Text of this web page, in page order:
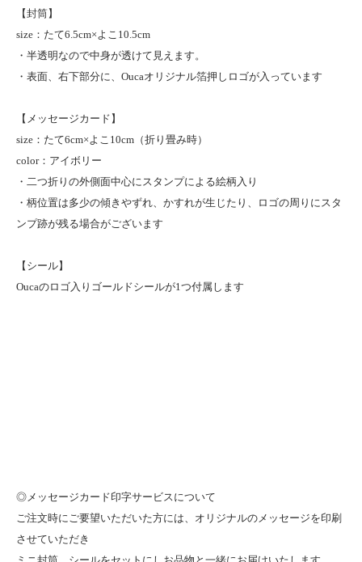
【封筒】
size：たて6.5cm×よこ10.5cm
・半透明なので中身が透けて見えます。
・表面、右下部分に、Oucaオリジナル箔押しロゴが入っています
【メッセージカード】
size：たて6cm×よこ10cm（折り畳み時）
color：アイボリー
・二つ折りの外側面中心にスタンプによる絵柄入り
・柄位置は多少の傾きやずれ、かすれが生じたり、ロゴの周りにスタ
ンプ跡が残る場合がございます
【シール】
Oucaのロゴ入りゴールドシールが1つ付属します
◎メッセージカード印字サービスについて
ご注文時にご要望いただいた方には、オリジナルのメッセージを印刷
させていただき